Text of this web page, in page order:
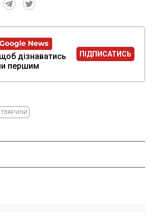
дізнаватись
першим
ПІДПИСАТИСЬ
ТВАРИНИ